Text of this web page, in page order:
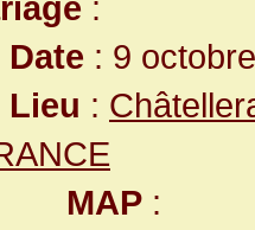
Date : 9
Lieu :
MAP :